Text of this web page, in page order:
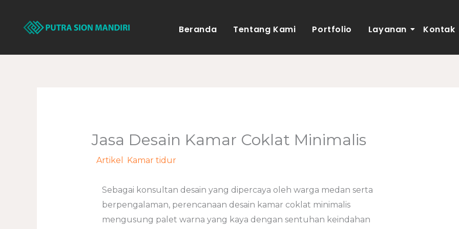
konten
Beranda Tentang Kami Portfolio Layanan Kontak
Jasa Desain Kamar Coklat Minimalis
Artikel Kamar tidur/ Oleh
Sebagai konsultan desain yang dipercaya oleh warga medan serta
berpengalaman, perencanaan desain kamar coklat minimalis
mengusung palet warna yang kaya dengan sentuhan keindahan